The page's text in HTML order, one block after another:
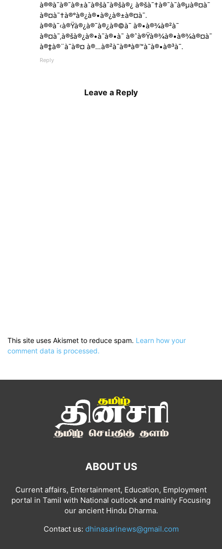
à®®à¯à®¯à®±à¯à®šà¯à®šà®¿ à®šà¯†à®¯à¯à®µà®¤à¯
à®¤à¯†à®°à®¿à®•à®¿à®±à®¤à¯.
à®®à¯‹à®Ÿà®¿à®¯à®¿à®©à¯ à®•à®¾à®²à¯
à®¤à¯‚à®šà®¿à®•à¯à®•à¯ à®ˆà®Ÿà®¾à®•à®¾à®¤à¯
à®‡à®¨à¯à®¤ à®…à®²à¯à®ªà®™à¯à®•à®³à¯.
Reply
Leave a Reply
This site uses Akismet to reduce spam. Learn how your
comment data is processed.
ABOUT US
Current affairs, Entertainment, Education, Employment
portal in Tamil with National outlook and mainly Focusing
our ancient Hindu Dharma.
Contact us: dhinasarinews@gmail.com